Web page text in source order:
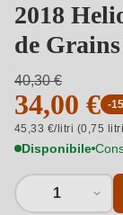
2018
de
40,30 €
34,00 € -
45,33 €/litri (0,75
Disponibile
1